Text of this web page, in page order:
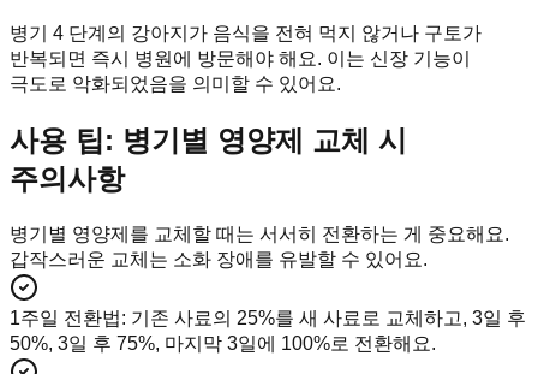
병기 4 단계의 강아지가 음식을 전혀 먹지 않거나 구토가
반복되면 즉시 병원에 방문해야 해요. 이는 신장 기능이
극도로 악화되었음을 의미할 수 있어요.
사용 팁: 병기별 영양제 교체 시
주의사항
병기별 영양제를 교체할 때는 서서히 전환하는 게 중요해요.
갑작스러운 교체는 소화 장애를 유발할 수 있어요.
1주일 전환법: 기존 사료의 25%를 새 사료로 교체하고, 3일 후
50%, 3일 후 75%, 마지막 3일에 100%로 전환해요.